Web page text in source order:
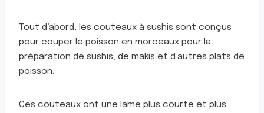
Tout d’abord, les couteaux à sushis sont conçus
pour couper le poisson en morceaux pour la
préparation de sushis, de makis et d’autres plats de
poisson.
Ces couteaux ont une lame plus courte et plus